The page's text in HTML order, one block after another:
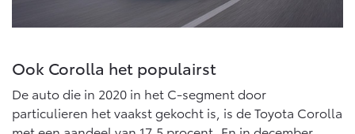
OOK ALS BATTERIJ-
ELEKTRISCH
BATTERIJ-ELEKTRISCH
Ook Corolla het populairst
De auto die in 2020 in het C-segment door
particulieren het vaakst gekocht is, is de Toyota Corolla